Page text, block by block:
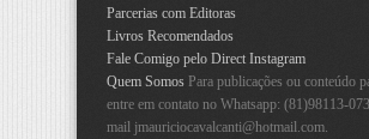
Parcerias com Editoras
Livros Recomendados
Fale Comigo pelo Direct Instagram
Quem Somos Para publicações ou conteúdo
entre em contato no Whatsapp: (81)98113-
mail jmauriciocavalcanti@hotmail.com.